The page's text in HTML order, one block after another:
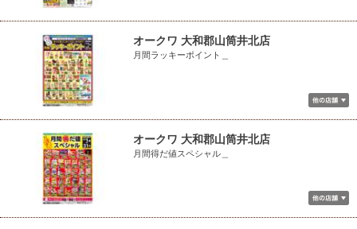
オークワ 大和郡山筒井北店
月間ラッキーポイント＿
オークワ 大和郡山筒井北店
月間得だ値スペシャル＿